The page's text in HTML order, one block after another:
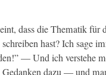
dass die The­matik für
hast? Ich sage
— Und ich ver­ste­he
dazu — und